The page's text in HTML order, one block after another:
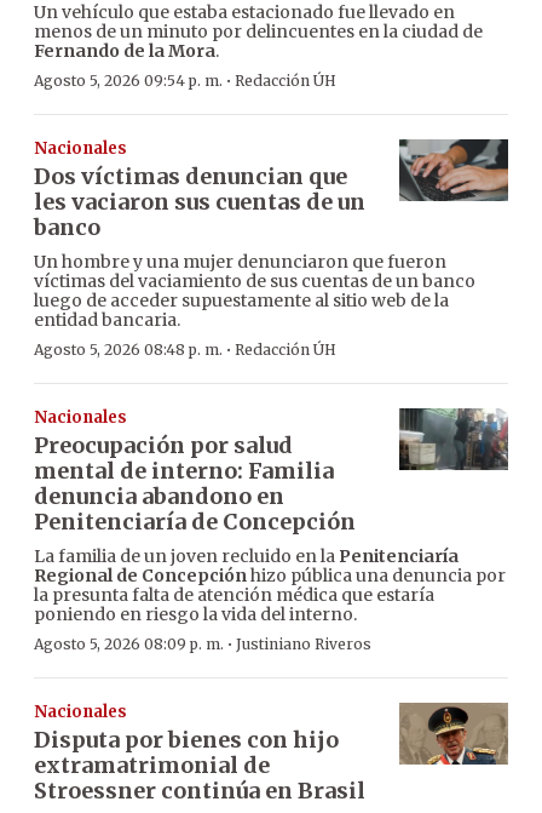
Un vehículo que estaba estacionado fue llevado en
menos de un minuto por delincuentes en la ciudad de
Fernando de la Mora.
Agosto 5, 2026 09:54 p. m. · Redacción ÚH
Nacionales
Dos víctimas denuncian que
les vaciaron sus cuentas de un
banco
Un hombre y una mujer denunciaron que fueron
víctimas del vaciamiento de sus cuentas de un banco
luego de acceder supuestamente al sitio web de la
entidad bancaria.
Agosto 5, 2026 08:48 p. m. · Redacción ÚH
Nacionales
Preocupación por salud
mental de interno: Familia
denuncia abandono en
Penitenciaría de Concepción
La familia de un joven recluido en la Penitenciaría
Regional de Concepciónhizo pública una denuncia por
la presunta falta de atención médica que estaría
poniendo en riesgo la vida del interno.
Agosto 5, 2026 08:09 p. m. · Justiniano Riveros
Nacionales
Disputa por bienes con hijo
extramatrimonial de
Stroessner continúa en Brasil